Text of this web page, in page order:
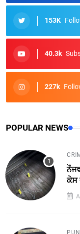
153K
40.3k
227k
POPULAR NEWS
ਕੇਸ